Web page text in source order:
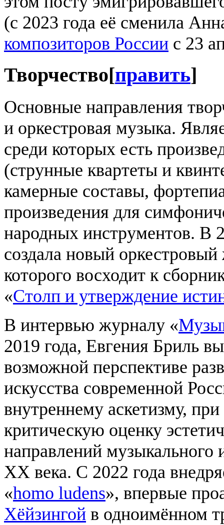
(с 2023 года её сменила
композиторов России с 23
Творчество [править]
Основные направления
и оркестровая музыка.
среди которых есть
(струнные квартеты и
камерные составы,
произведения для
народных инструментов. В
создала новый
которого восходит к
«Столп и утверждение
В интервью журналу «
2019 года, Евгения Бриль
возможной перспективе
искусства современной
внутреннему аскетизму,
критическую оценку
направлений
XX века. С 2022 года
«homo ludens», впервые
Хёйзингой в одноимённом